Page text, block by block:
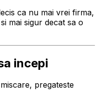
ca nu mai vrei firma,
mai sigur decat sa o
incepi
pregateste